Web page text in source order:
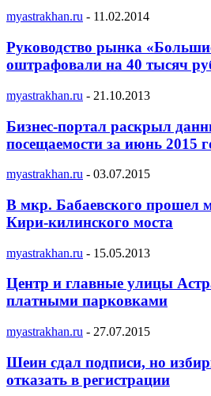
myastrakhan.ru - 11.02.2014
Руководство рынка
оштрафовали на 40 тысяч
myastrakhan.ru - 21.10.2013
Бизнес-портал раскрыл
посещаемости за июнь 2015
myastrakhan.ru - 03.07.2015
В мкр. Бабаевского прошел
Кири-килинского моста
myastrakhan.ru - 15.05.2013
Центр и главные улицы
платными парковками
myastrakhan.ru - 27.07.2015
Шеин сдал подписи, но
отказать в регистрации